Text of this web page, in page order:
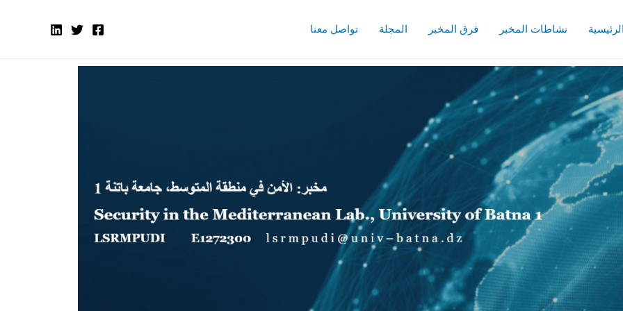
نشاطات المخبر فرق المخبر المجلة تواصل معنا